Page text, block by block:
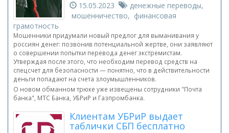
15.05.2023
денежные переводы,
мошенничество, финансовая
грамотность
Мошенники придумали новый предлог для выманивания у
россиян денег: позвонив потенциальной жертве, они заявляют
о совершении попытки перевода денег экстремистам.
Утверждая после этого, что необходим перевод средств на
спецсчет для безопасности — понятно, что в действительности
деньги попадают на счета злоумышленников.
О новом обманном трюке уже извещены сотрудники "Почта
банка", МТС Банка, УБРиР и Газпромбанка.
Клиентам УБРиР выдает
таблички СБП бесплатно